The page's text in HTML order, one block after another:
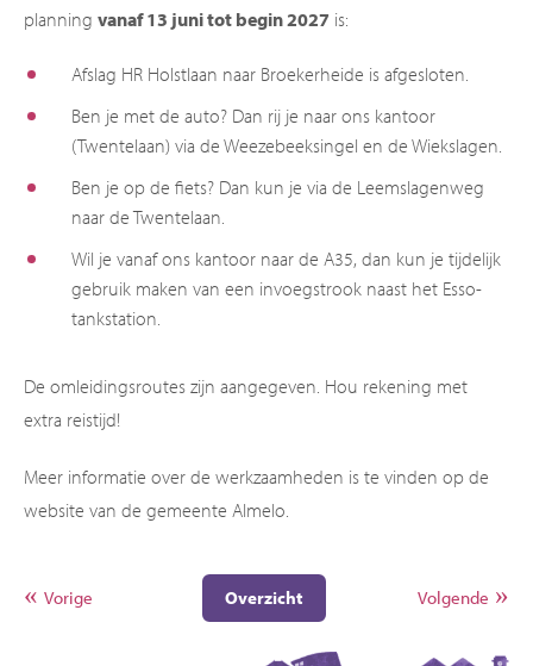
planning vanaf 13 juni tot begin 2027 is:
Afslag HR Holstlaan naar Broekerheide is afgesloten.
Ben je met de auto? Dan rij je naar ons kantoor
(Twentelaan) via de Weezebeeksingel en de Wiekslagen.
Ben je op de fiets? Dan kun je via de Leemslagenweg
naar de Twentelaan.
Wil je vanaf ons kantoor naar de A35, dan kun je tijdelijk
gebruik maken van een invoegstrook naast het Esso-
tankstation.
De omleidingsroutes zijn aangegeven. Hou rekening met
extra reistijd!
Meer informatie over de werkzaamheden is te vinden op de
website van de gemeente Almelo.
Volgende
Overzicht
Vorige